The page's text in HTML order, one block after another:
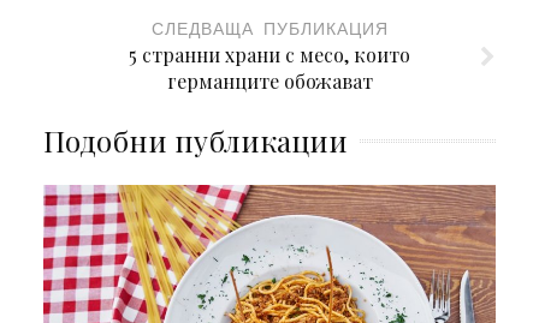
СЛЕДВАЩА ПУБЛИКАЦИЯ
5 странни храни с месо, които
германците обожават
Подобни публикации